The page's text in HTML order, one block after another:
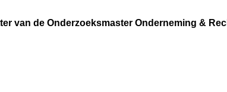
van de Onderzoeksmaster Onderneming &